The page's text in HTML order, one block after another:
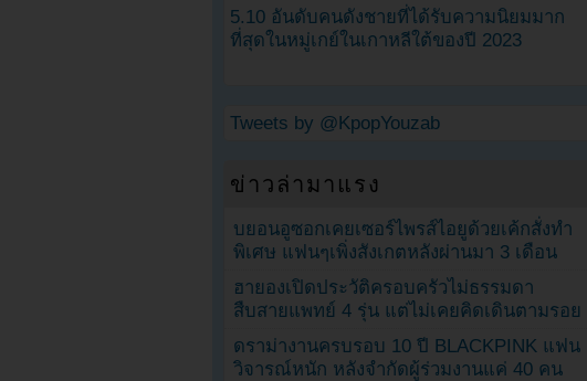
5.10 อันดับคนดังชายที่ได้รับความนิยมมาก
ที่สุดในหมู่เกย์ในเกาหลีใต้ของปี 2023
Tweets by @KpopYouzab
ข่าวล่ามาแรง
บยอนอูซอกเคยเซอร์ไพรส์ไอยูด้วยเค้กสั่งทำ
พิเศษ แฟนๆเพิ่งสังเกตหลังผ่านมา 3 เดือน
ฮายองเปิดประวัติครอบครัวไม่ธรรมดา
สืบสายแพทย์ 4 รุ่น แต่ไม่เคยคิดเดินตามรอย
ดราม่างานครบรอบ 10 ปี BLACKPINK แฟน
วิจารณ์หนัก หลังจำกัดผู้ร่วมงานแค่ 40 คน